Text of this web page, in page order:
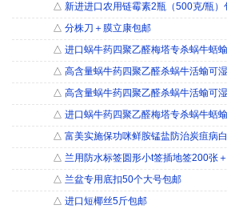
△ 新进进口农用链霉素2瓶（500克/瓶）
△ 分株刀＋膜立康包邮
△ 进口蜗牛药四聚乙醛梅塔专杀蜗牛蛞
△ 高含量蜗牛药四聚乙醛杀蜗牛活蝓可
△ 高含量蜗牛药四聚乙醛杀蜗牛活蝓可
△ 进口蜗牛药四聚乙醛梅塔专杀蜗牛蛞
△ 富美实施保功咪鲜胺锰盐防治炭疽病
△ 兰用防水标签圆形小t签插地签200张
△ 兰盆专用底扣50个大号包邮
△ 进口短椰丝5斤包邮